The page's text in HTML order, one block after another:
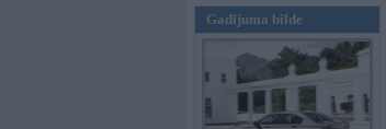
Gadījuma bilde